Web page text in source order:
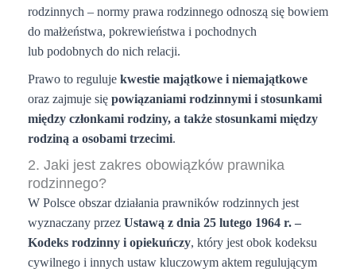
rodzinnych – normy prawa rodzinnego odnoszą się bowiem
do małżeństwa, pokrewieństwa i pochodnych
lub podobnych do nich relacji.
Prawo to reguluje kwestie majątkowe i niemajątkowe
oraz zajmuje się powiązaniami rodzinnymi i stosunkami
między członkami rodziny, a także stosunkamimiędzy
rodziną a osobami trzecimi.
2. Jaki jest zakres obowiązków prawnika
rodzinnego?
W Polsce obszar działania prawników rodzinnych jest
wyznaczany przez Ustawą z dnia 25 lutego 1964 r. –
Kodeks rodzinny i opiekuńczy, który jest obok kodeksu
cywilnego i innych ustaw kluczowym aktem regulującym